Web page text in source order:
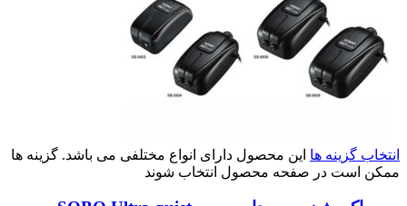
انتخاب گزینه ها این محصول دارای انواع مختلفی می باشد. گزینه ها
ممکن است در صفحه محصول انتخاب شوند